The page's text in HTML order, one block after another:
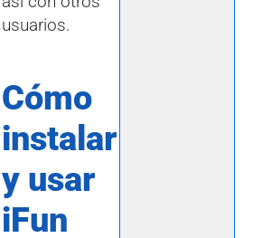
usuarios.
Cómo
instalar
y usar
iFun